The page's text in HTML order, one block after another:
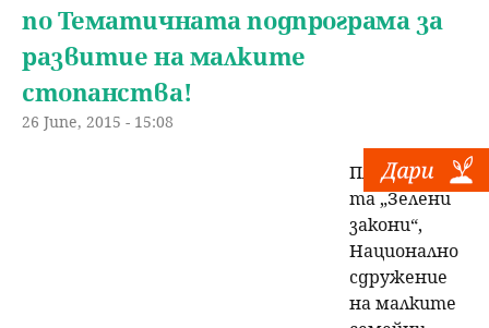
по Тематичната подпрограма за
развитие на малките
стопанства!
26 June, 2015 - 15:08
Платформа
та „Зелени
закони“,
Национално
сдружение
на малките